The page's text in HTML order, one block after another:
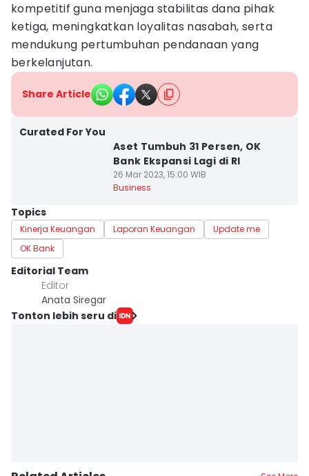
kompetitif guna menjaga stabilitas dana pihak
ketiga, meningkatkan loyalitas nasabah, serta
mendukung pertumbuhan pendanaan yang
berkelanjutan.
Share Article
Curated For You
Aset Tumbuh 31 Persen, OK
Bank Ekspansi Lagi di RI
26 Mar 2023, 15:00 WIB
Business
Topics
Kinerja Keuangan Laporan Keuangan
Update me
OK Bank
Editorial Team
Editor
Anata Siregar
Tonton lebih seru di